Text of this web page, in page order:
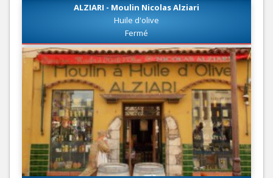
ALZIARI - Moulin Nicolas Alziari
Huile d'olive
Fermé